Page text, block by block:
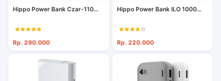
Hippo Power Bank Czar-110...
Rp. 290.000
Hippo Power Bank ILO 1000...
Rp. 220.000